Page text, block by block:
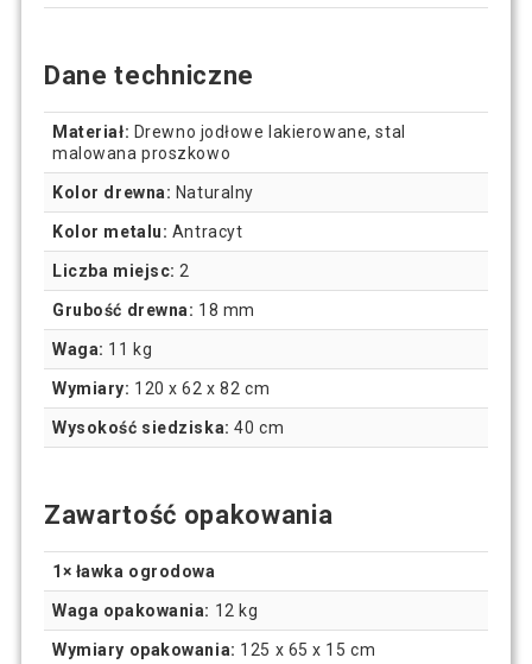
Dane techniczne
Materiał: Drewno jodłowe lakierowane, stal
malowana proszkowo
Kolor drewna: Naturalny
Kolor metalu: Antracyt
Liczba miejsc: 2
Grubość drewna: 18 mm
Waga: 11 kg
Wymiary: 120 x 62 x 82 cm
Wysokość siedziska: 40 cm
Zawartość opakowania
1× ławka ogrodowa
Waga opakowania: 12 kg
Wymiary opakowania: 125 x 65 x 15 cm